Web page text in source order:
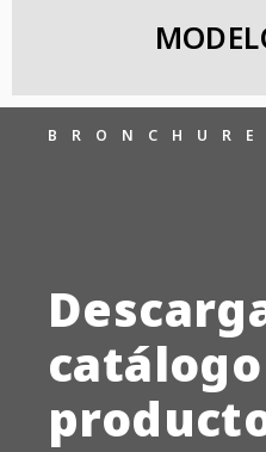
BRONCHURE